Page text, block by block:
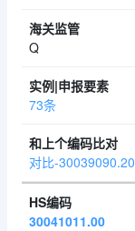
Q
73条
对比-30039090.20
30041011.00